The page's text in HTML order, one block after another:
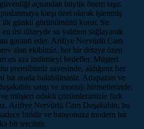
açısından büyük önem taşır.
karşı özel olarak işlenmiş
ilk günkü görünümünü korur. Su
en üst düzeyde su yalıtımı sağlayarak
garanti eder. Arifiye Nervürlü Cam
alan ekibimiz, her bir detaya özen
en aza indirmeyi hedefler. Müşteri
prensibimiz sayesinde, aldığınız her
bir arada bulabilirsiniz. Adapazarı ve
satışı ve montajı hizmetlerinde,
müşteri odaklı çözümlerimizle fark
Arifiye Nervürlü Cam Duşakabin, bu
biridir ve banyonuza modern bir
bir tercihtir.